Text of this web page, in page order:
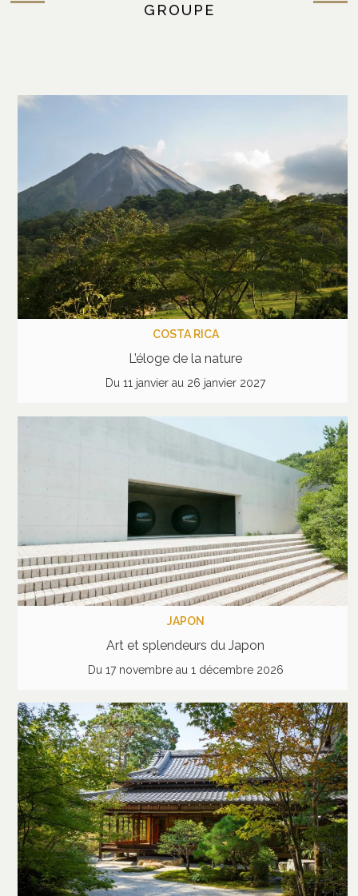
GROUPE
COSTA RICA
L’éloge de la nature
Du 11 janvier au 26 janvier 2027
JAPON
Art et splendeurs du Japon
Du 17 novembre au 1 décembre 2026